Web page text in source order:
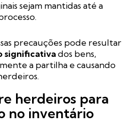
sejam mantidas até a
precauções pode resultar
significativados bens,
a partilha e causando
herdeiros para
no inventário